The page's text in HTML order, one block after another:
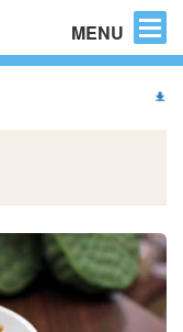
MENU